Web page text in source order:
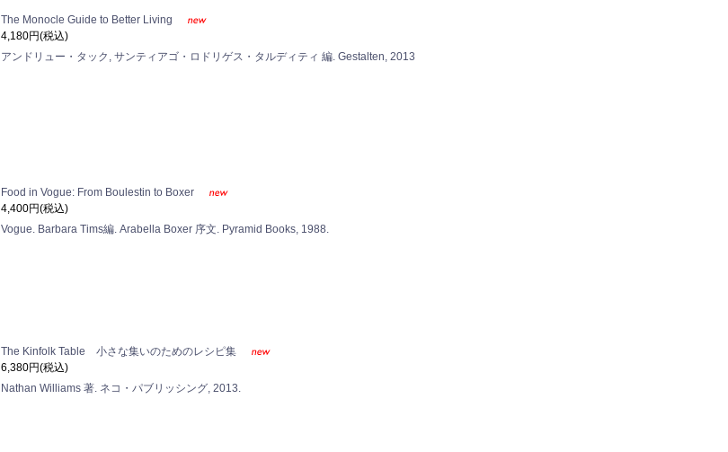
The Monocle Guide to Better Living
4,180円(税込)
アンドリュー・タック, サンティアゴ・ロドリゲス・タルディティ 編. Gestalten, 2013
Food in Vogue: From Boulestin to Boxer
4,400円(税込)
Vogue. Barbara Tims編. Arabella Boxer 序文. Pyramid Books, 1988.
The Kinfolk Table 小さな集いのためのレシピ集
6,380円(税込)
Nathan Williams 著. ネコ・パブリッシング, 2013.